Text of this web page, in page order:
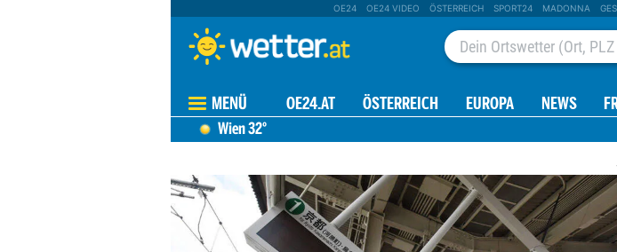
OE24 OE24 VIDEO ÖSTERREICH SPORT24 MADONNA
MENÜ OE24.AT ÖSTERREICH EUROPA NEWS
Wien32°